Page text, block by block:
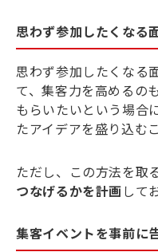
思わず参加したくなる
思わず参加したくなる
て、集客力を高めるの
もらいたいという場合
たアイデアを盛り込む
ただし、この方法を取
つなげるかを計画して
集客イベントを事前に